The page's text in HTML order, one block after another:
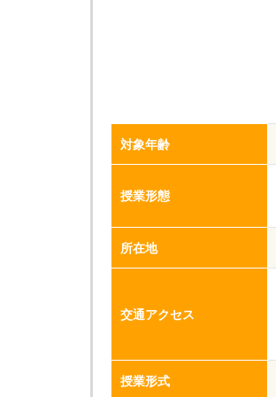
対象年齢
授業形態
所在地
交通アクセス
授業形式